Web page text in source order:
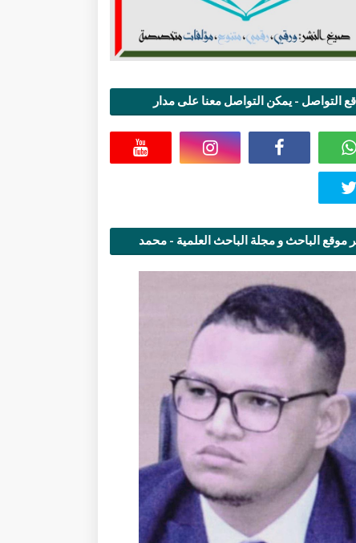
التواصل - يمكن التواصل معنا على مدار
موقع الباحث و مجلة الباحث العلمية - محمد